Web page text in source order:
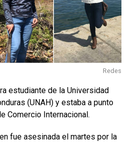
Redes
estudiante de la Universidad
(UNAH) y estaba a punto
Comercio Internacional.
fue asesinada el martes por la